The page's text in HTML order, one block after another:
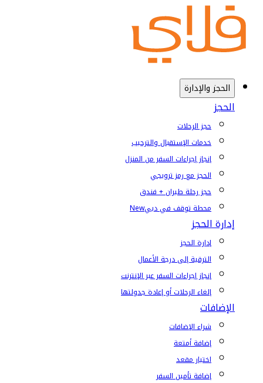
الحجز والإدارة
الحجز
حجز الرحلات
خدمات الإستقبال والترحيب
إنجاز إجراءات السفر من المنزل
الحجز مع رمز ترويجي
حجز رحلة طيران + فندق
محطة توقف في دبيNew
إدارة الحجز
إدارة الحجز
الترقية إلى درجة الأعمال
إنجاز إجراءات السفر عبر الإنترنت
إلغاء الرحلات أو إعادة جدولتها
الإضافات
شراء الإضافات
إضافة أمتعة
اختيار مقعد
إضافة تأمين السفر